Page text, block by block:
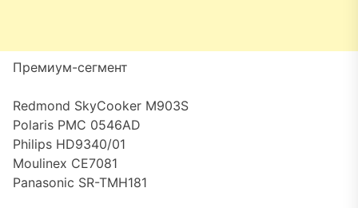
Премиум-сегмент
Redmond SkyCooker M903S
Polaris PMC 0546AD
Philips HD9340/01
Moulinex CE7081
Panasonic SR-TMH181